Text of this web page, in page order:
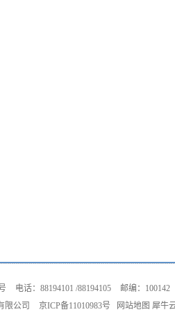
限公司 京ICP备11010983号 网站地图 犀牛
电话：88194101 /88194105 邮编：100142